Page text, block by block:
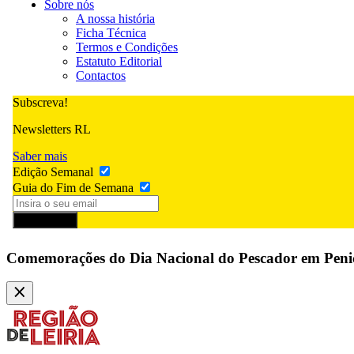
Sobre nós
A nossa história
Ficha Técnica
Termos e Condições
Estatuto Editorial
Contactos
Subscreva!
Newsletters RL
Saber mais
Edição Semanal
Guia do Fim de Semana
Comemorações do Dia Nacional do Pescador em